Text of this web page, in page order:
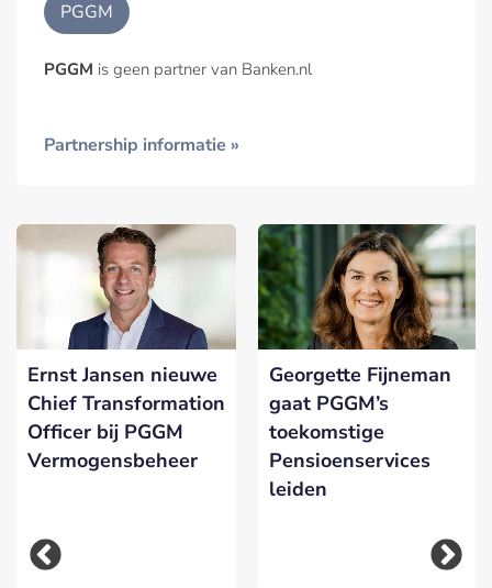
PGGM
PGGM is geen partner van Banken.nl
Partnership informatie »
Ernst Jansen nieuwe
Chief Transformation
Officer bij PGGM
Vermogensbeheer
Georgette Fijneman
gaat PGGM’s
toekomstige
Pensioenservices
leiden